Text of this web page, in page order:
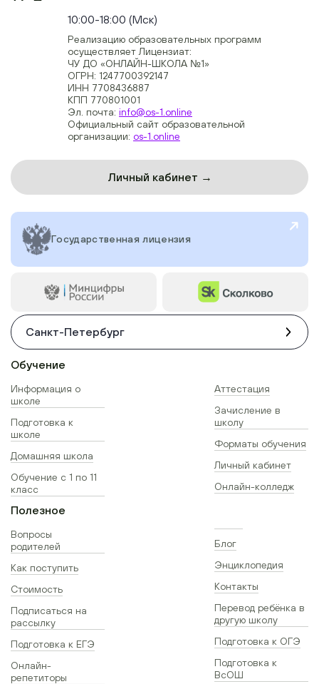
10:00-18:00 (Мск)
Реализацию образовательных программ
осуществляет Лицензиат:
ЧУ ДО «ОНЛАЙН-ШКОЛА №1»
ОГРН: 1247700392147
ИНН 7708436887
КПП 770801001
Эл. почта: info@os-1.online
Официальный сайт образовательной
организации: os-1.online
Личный кабинет →
Государственная лицензия
Санкт-Петербург
Обучение
Информация о
школе
Подготовка к
школе
Домашняя школа
Обучение с 1 по 11
класс
Аттестация
Зачисление в
школу
Форматы обучения
Личный кабинет
Онлайн-колледж
Полезное
Вопросы
родителей
Как поступить
Стоимость
Подписаться на
рассылку
Подготовка к ЕГЭ
Онлайн-
репетиторы
Блог
Энциклопедия
Контакты
Перевод ребёнка в
другую школу
Подготовка к ОГЭ
Подготовка к
ВсОШ